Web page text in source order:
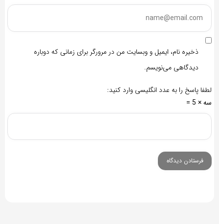
ذخیره نام، ایمیل و وبسایت من در مرورگر برای زمانی که دوباره
دیدگاهی می‌نویسم.
لطفا پاسخ را به عدد انگلیسی وارد کنید:
سه × 5 =